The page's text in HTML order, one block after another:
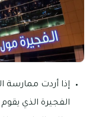
إذا أردت ممارسة
الفجيرة الذي